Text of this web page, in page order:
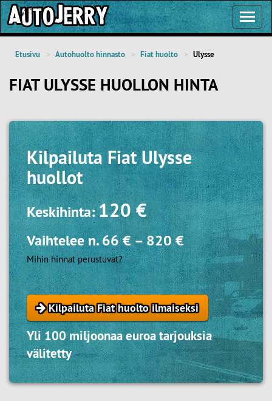
Etusivu Autohuolto hinnasto Fiat huolto Ulysse
FIAT ULYSSE HUOLLON HINTA
KilpailutaFiat Ulysse
huollot
Keskihinta:120 €
Vaihtelee n.66 €–820 €
Mihin hinnat perustuvat?
Kilpailuta Fiat huolto ilmaiseksi
Yli 100 miljoonaa euroa tarjouksia
välitetty